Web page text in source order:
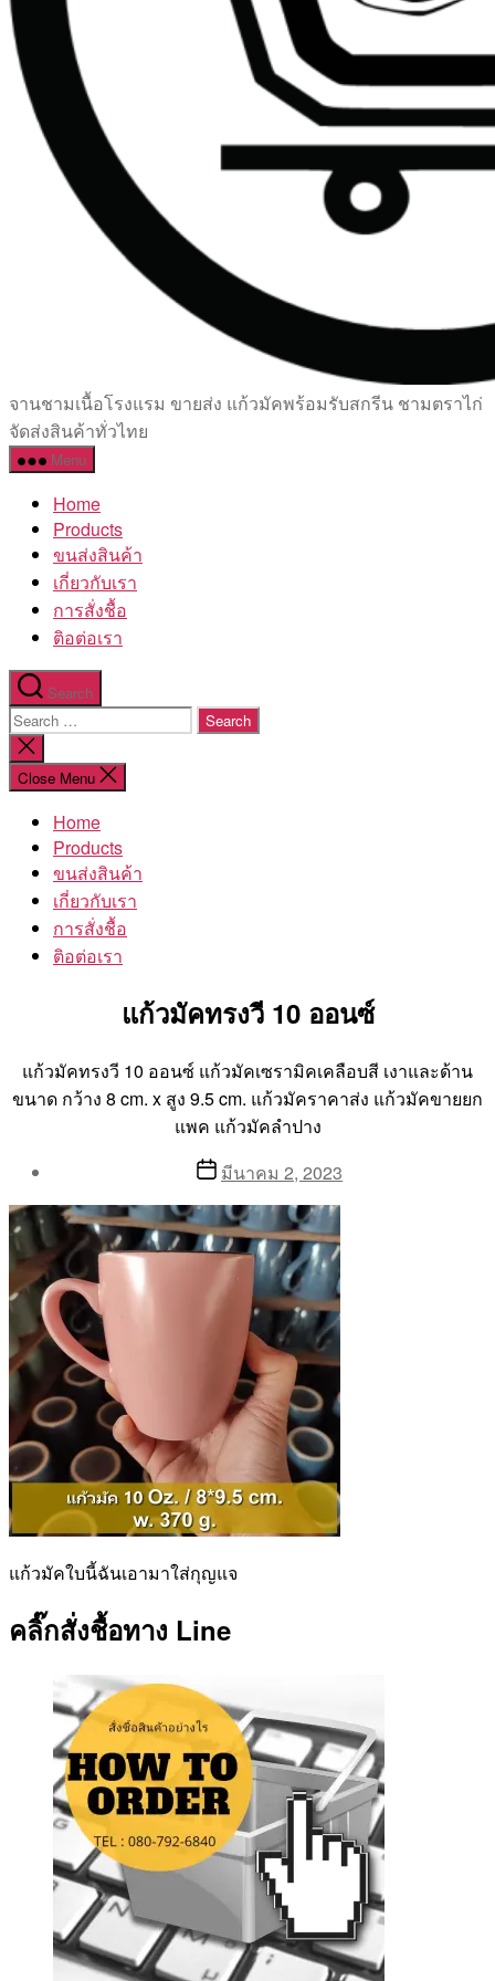
เซรามิค
ครบ
ครัน
โรงงาน
จานชามเนื้อโรงแรม ขายส่ง แก้วมัคพร้อมรับสกรีน ชามตราไก่
จัดส่งสินค้าทั่วไทย
Menu
Home
Products
ขนส่งสินค้า
เกี่ยวกับเรา
การสั่งชื้อ
ติอต่อเรา
Search
Search
for:
Close
search
Close Menu
Home
Products
ขนส่งสินค้า
เกี่ยวกับเรา
การสั่งชื้อ
ติอต่อเรา
แก้วมัคทรงวี 10 ออนซ์
แก้วมัคทรงวี 10 ออนซ์ แก้วมัคเซรามิคเคลือบสี เงาและด้าน
ขนาด กว้าง 8 cm. x สูง 9.5 cm. แก้วมัคราคาส่ง แก้วมัคขายยก
แพค แก้วมัคลำปาง
By
Aea
Postมีนาคม 2, 2023
แก้วมัคใบนี้ฉันเอามาใส่กุญแจ
คลิ๊กสั่งชื้อทาง Line